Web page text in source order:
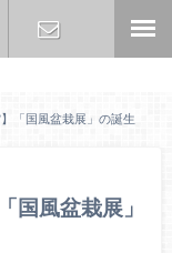
「国風盆栽展」の誕生
国風盆栽展」